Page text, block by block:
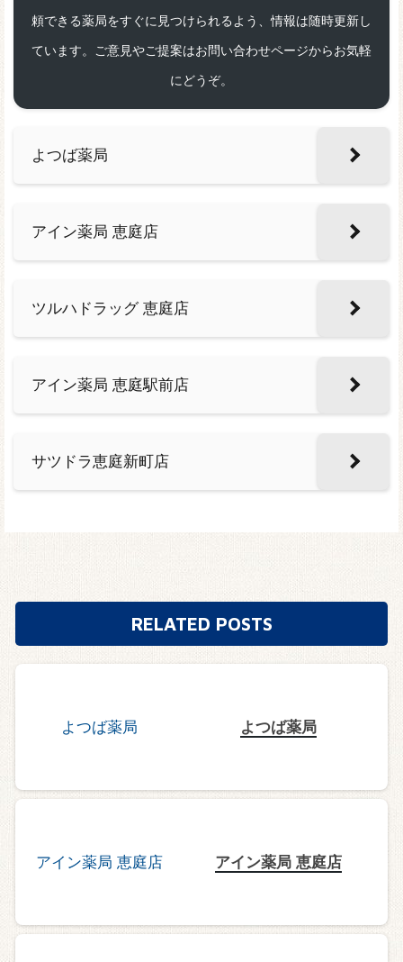
頼できる薬局をすぐに見つけられるよう、情報は随時更新し
ています。ご意見やご提案はお問い合わせページからお気軽
にどうぞ。
よつば薬局
アイン薬局 恵庭店
ツルハドラッグ 恵庭店
アイン薬局 恵庭駅前店
サツドラ恵庭新町店
RELATED POSTS
よつば薬局
アイン薬局 恵庭店